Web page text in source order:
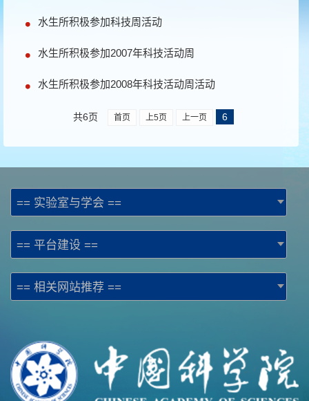
水生所积极参加科技周活动
水生所积极参加2007年科技活动周
水生所积极参加2008年科技活动周活动
共6页 首页 上5页 上一页 6
== 实验室与学会 ==
== 平台建设 ==
== 相关网站推荐 ==